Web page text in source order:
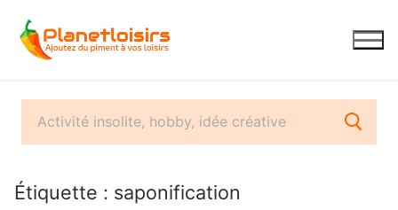
contenu
Étiquette : saponification